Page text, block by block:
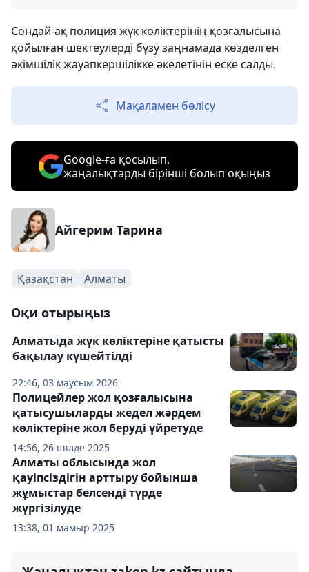
Сондай-ақ полиция жүк көліктерінің қозғалысына
қойылған шектеулерді бұзу заңнамада көзделген
әкімшілік жауапкершілікке әкелетінін еске салды.
Мақаламен бөлісу
Google-ға қосылып,
жаңалықтарды бірінші болып оқыңыз
Айгерим Тарина
Қазақстан Алматы
Оқи отырыңыз
22:46, 03 маусым 2026
Алматыда жүк көліктеріне қатысты
бақылау күшейтілді
14:56, 26 шілде 2025
Полицейлер жол қозғалысына
қатысушыларды жедел жәрдем
көліктеріне жол беруді үйретуде
13:38, 01 мамыр 2025
Алматы облысында жол
қауіпсіздігін арттыру бойынша
жұмыстар белсенді түрде
жүргізілуде